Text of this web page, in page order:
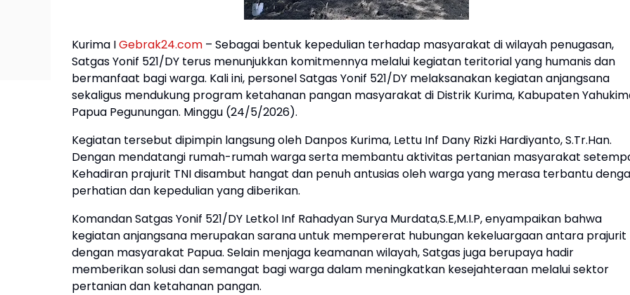
Kurima IGebrak24.com – Sebagai bentuk kepedulian terhadap masyarakat di wilayah penugasan,
Satgas Yonif 521/DY terus menunjukkan komitmennya melalui kegiatan teritorial yang humanis dan
bermanfaat bagi warga. Kali ini, personel Satgas Yonif 521/DY melaksanakan kegiatan anjangsana
sekaligus mendukung program ketahanan pangan masyarakat di Distrik Kurima, Kabupaten
Papua Pegunungan. Minggu (24/5/2026).
Kegiatan tersebut dipimpin langsung oleh Danpos Kurima, Lettu Inf Dany Rizki Hardiyanto, S.Tr.Han.
Dengan mendatangi rumah-rumah warga serta membantu aktivitas pertanian masyarakat
Kehadiran prajurit TNI disambut hangat dan penuh antusias oleh warga yang merasa terbantu
perhatian dan kepedulian yang diberikan.
Komandan Satgas Yonif 521/DY Letkol Inf Rahadyan Surya Murdata,S.E,M.I.P, enyampaikan bahwa
kegiatan anjangsana merupakan sarana untuk mempererat hubungan kekeluargaan antara prajurit
dengan masyarakat Papua. Selain menjaga keamanan wilayah, Satgas juga berupaya hadir
memberikan solusi dan semangat bagi warga dalam meningkatkan kesejahteraan melalui sektor
pertanian dan ketahanan pangan.